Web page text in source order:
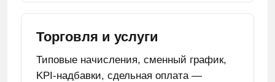
Торговля и услуги
Типовые начисления, сменный график,
KPI-надбавки, сдельная оплата —